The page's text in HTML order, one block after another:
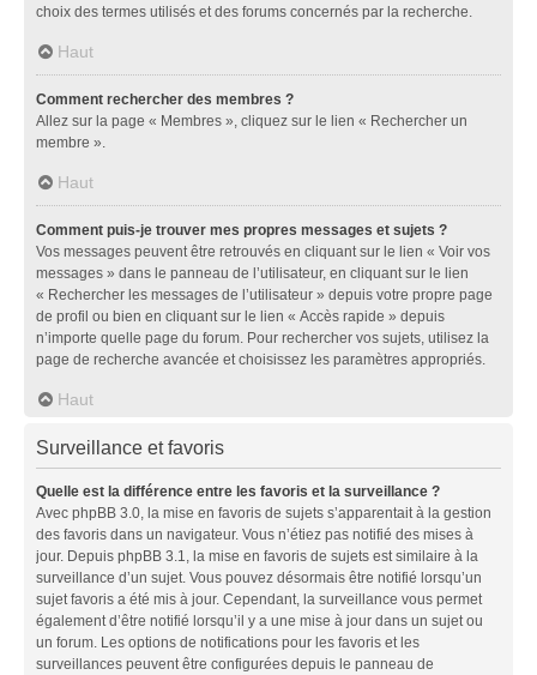
choix des termes utilisés et des forums concernés par la recherche.
Haut
Comment rechercher des membres ?
Allez sur la page « Membres », cliquez sur le lien « Rechercher un
membre ».
Haut
Comment puis-je trouver mes propres messages et sujets ?
Vos messages peuvent être retrouvés en cliquant sur le lien « Voir vos
messages » dans le panneau de l’utilisateur, en cliquant sur le lien
« Rechercher les messages de l’utilisateur » depuis votre propre page
de profil ou bien en cliquant sur le lien « Accès rapide » depuis
n’importe quelle page du forum. Pour rechercher vos sujets, utilisez la
page de recherche avancée et choisissez les paramètres appropriés.
Haut
Surveillance et favoris
Quelle est la différence entre les favoris et la surveillance ?
Avec phpBB 3.0, la mise en favoris de sujets s’apparentait à la gestion
des favoris dans un navigateur. Vous n’étiez pas notifié des mises à
jour. Depuis phpBB 3.1, la mise en favoris de sujets est similaire à la
surveillance d’un sujet. Vous pouvez désormais être notifié lorsqu’un
sujet favoris a été mis à jour. Cependant, la surveillance vous permet
également d’être notifié lorsqu’il y a une mise à jour dans un sujet ou
un forum. Les options de notifications pour les favoris et les
surveillances peuvent être configurées depuis le panneau de